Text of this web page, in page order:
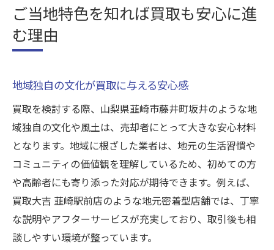
ご当地特色を知れば買取も安心に進
む理由
地域独自の文化が買取に与える安心感
買取を検討する際、山梨県韮崎市藤井町坂井のような地
域独自の文化や風土は、売却者にとって大きな安心材料
となります。地域に根ざした業者は、地元の生活習慣や
コミュニティの価値観を理解しているため、初めての方
や高齢者にも寄り添った対応が期待できます。例えば、
買取大吉 韮崎駅前店のような地元密着型店舗では、丁寧
な説明やアフターサービスが充実しており、取引後も相
談しやすい環境が整っています。